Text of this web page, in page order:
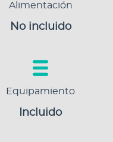
Alimentación
No incluido
Equipamiento
Incluido